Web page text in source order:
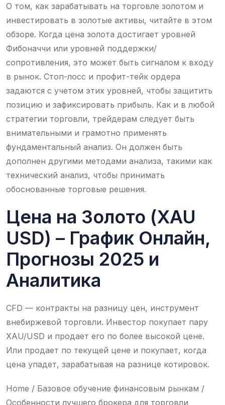
О том, как зарабатывать на торговле золотом и
инвестировать в золотые активы, читайте в этом
обзоре. Когда цена золота достигает уровней
Фибоначчи или уровней поддержки/
сопротивления, это может быть сигналом к входу
в рынок. Стоп-лосс и профит-тейк ордера
задаются с учетом этих уровней, чтобы защитить
позицию и зафиксировать прибыль. Как и в любой
стратегии торговли, трейдерам следует быть
внимательными и грамотно применять
фундаментальный анализ. Он должен быть
дополнен другими методами анализа, такими как
технический анализ, чтобы принимать
обоснованные торговые решения.
Цена на Золото (XAU
USD) – График Онлайн,
Прогнозы 2025 и
Аналитика
CFD — контракты на разницу цен, инструмент
внебиржевой торговли. Инвестор покупает пару
XAU/USD и продает его по более высокой цене.
Или продает по текущей цене и покупает, когда
цена упадет, зарабатывая на разнице котировок.
Home / Базовое обучение финансовым рынкам /
Особенности лучшего брокера для торговли